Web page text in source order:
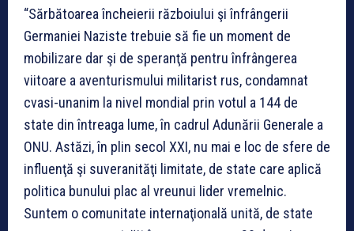
“Sărbătoarea încheierii războiului şi înfrângerii
Germaniei Naziste trebuie să fie un moment de
mobilizare dar şi de speranţă pentru înfrângerea
viitoare a aventurismului militarist rus, condamnat
cvasi-unanim la nivel mondial prin votul a 144 de
state din întreaga lume, în cadrul Adunării Generale a
ONU. Astăzi, în plin secol XXI, nu mai e loc de sfere de
influenţă şi suveranităţi limitate, de state care aplică
politica bunului plac al vreunui lider vremelnic.
Suntem o comunitate internaţională unită, de state